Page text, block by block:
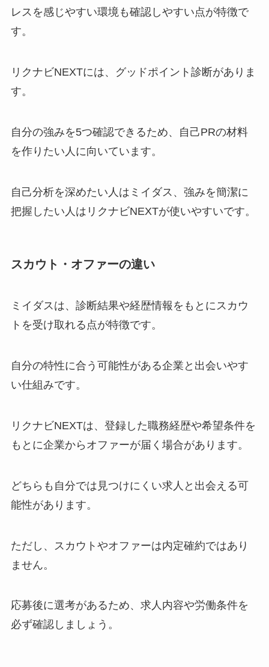
レスを感じやすい環境も確認しやすい点が特徴で
す。
リクナビNEXTには、グッドポイント診断がありま
す。
自分の強みを5つ確認できるため、自己PRの材料
を作りたい人に向いています。
自己分析を深めたい人はミイダス、強みを簡潔に
把握したい人はリクナビNEXTが使いやすいです。
スカウト・オファーの違い
ミイダスは、診断結果や経歴情報をもとにスカウ
トを受け取れる点が特徴です。
自分の特性に合う可能性がある企業と出会いやす
い仕組みです。
リクナビNEXTは、登録した職務経歴や希望条件を
もとに企業からオファーが届く場合があります。
どちらも自分では見つけにくい求人と出会える可
能性があります。
ただし、スカウトやオファーは内定確約ではあり
ません。
応募後に選考があるため、求人内容や労働条件を
必ず確認しましょう。